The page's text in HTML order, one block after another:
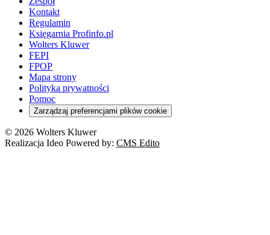
Kontakt
Regulamin
Księgarnia Profinfo.pl
Wolters Kluwer
FEPI
FPOP
Mapa strony
Polityka prywatności
Pomoc
Zarządzaj preferencjami plików cookie
© 2026 Wolters Kluwer
Realizacja Ideo Powered by: CMS Edito